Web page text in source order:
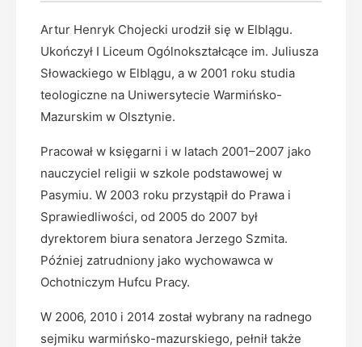
Artur Henryk Chojecki urodził się w Elblągu.
Ukończył I Liceum Ogólnokształcące im. Juliusza
Słowackiego w Elblągu, a w 2001 roku studia
teologiczne na Uniwersytecie Warmińsko-
Mazurskim w Olsztynie.
Pracował w księgarni i w latach 2001–2007 jako
nauczyciel religii w szkole podstawowej w
Pasymiu. W 2003 roku przystąpił do Prawa i
Sprawiedliwości, od 2005 do 2007 był
dyrektorem biura senatora Jerzego Szmita.
Później zatrudniony jako wychowawca w
Ochotniczym Hufcu Pracy.
W 2006, 2010 i 2014 został wybrany na radnego
sejmiku warmińsko-mazurskiego, pełnił także